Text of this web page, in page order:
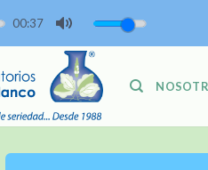
00:37